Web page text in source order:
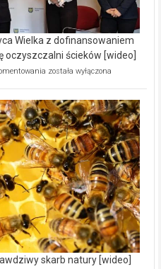
Wielka z dofinansowaniem
oczyszczalni ścieków [wideo]
Ekologiczne
Wręczyca
Wielka
z
dofinansowaniem
ponad
15,6
mln
na
modernizację
oczyszczalni
ścieków
[wideo]
została wyłączona
skarb natury [wideo]